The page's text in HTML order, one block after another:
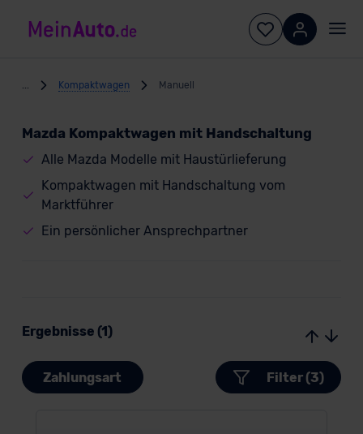
Kompaktwagen Manuell
Mazda Kompaktwagen mit Handschaltung
Alle Mazda Modelle mit Haustürlieferung
Kompaktwagen mit Handschaltung vom
Marktführer
Ein persönlicher Ansprechpartner
Ergebnisse (1)
Zahlungsart Filter (3)